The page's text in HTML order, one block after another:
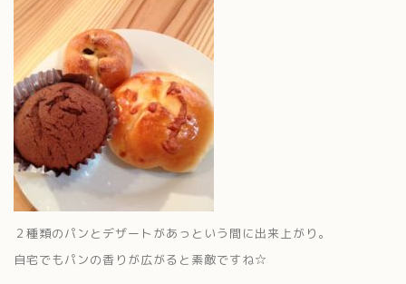
２種類のパンとデザートがあっという間に出来上がり。
自宅でもパンの香りが広がると素敵ですね☆